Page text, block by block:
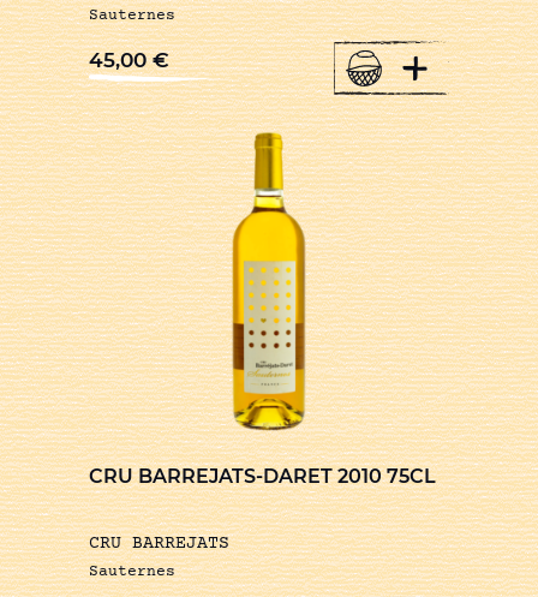
Sauternes
45,00€ +
CRU BARREJATS-DARET 2010 75CL
CRU BARREJATS
Sauternes